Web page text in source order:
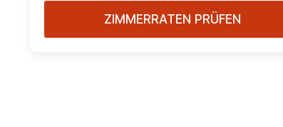
ZIMMERRATEN PRÜFEN